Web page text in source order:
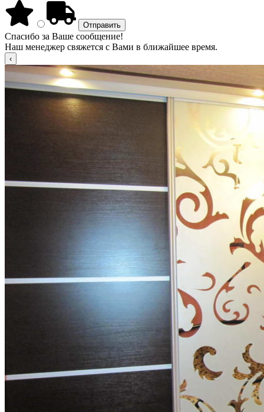
Спасибо за Ваше сообщение!
Наш менеджер свяжется с Вами в ближайшее время.